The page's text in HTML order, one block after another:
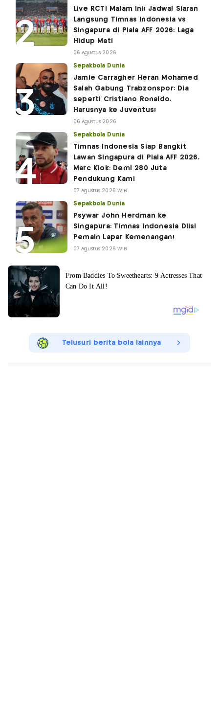
Live RCTI Malam Ini! Jadwal Siaran
Langsung Timnas Indonesia vs
Singapura di Piala AFF 2026: Laga
Hidup Mati
06 Agustus 2026
Sepakbola Dunia
Jamie Carragher Heran Mohamed
Salah Gabung Trabzonspor: Dia
seperti Cristiano Ronaldo,
Harusnya ke Juventus!
06 Agustus 2026
Sepakbola Dunia
Timnas Indonesia Siap Bangkit
Lawan Singapura di Piala AFF 2026,
Marc Klok: Demi 280 Juta
Pendukung Kami
07 Agustus 2026 WIB
Sepakbola Dunia
Psywar John Herdman ke
Singapura: Timnas Indonesia Diisi
Pemain Lapar Kemenangan!
07 Agustus 2026 WIB
Telusuri berita bola lainnya